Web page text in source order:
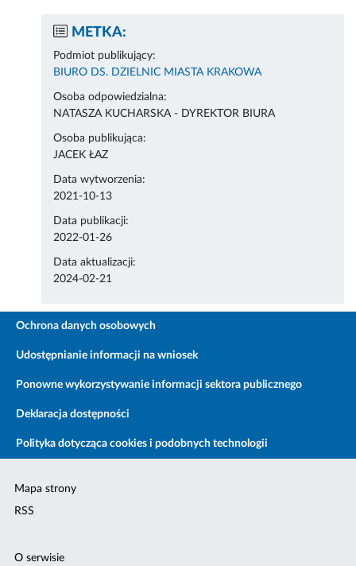
METKA:
Podmiot publikujący:
BIURO DS. DZIELNIC MIASTA KRAKOWA
Osoba odpowiedzialna:
NATASZA KUCHARSKA - DYREKTOR BIURA
Osoba publikująca:
JACEK ŁAZ
Data wytworzenia:
2021-10-13
Data publikacji:
2022-01-26
Data aktualizacji:
2024-02-21
Ochrona danych osobowych
Udostępnianie informacji na wniosek
Ponowne wykorzystywanie informacji sektora publicznego
Deklaracja dostępności
Polityka dotycząca cookies i podobnych technologii
Mapa strony
RSS
O serwisie